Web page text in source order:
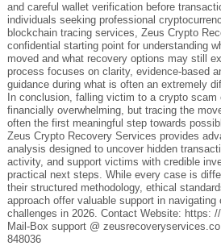
and careful wallet verification before
individuals seeking professional
blockchain tracing services, Zeus Crypto
confidential starting point for understanding
moved and what recovery options may still
process focuses on clarity, evidence-based
guidance during what is often an extremely
In conclusion, falling victim to a crypto scam
financially overwhelming, but tracing the
often the first meaningful step towards
Zeus Crypto Recovery Services provides
analysis designed to uncover hidden
activity, and support victims with credible
practical next steps. While every case is
their structured methodology, ethical
approach offer valuable support in navigating
challenges in 2026. Contact Website: https:
Mail-Box support @
848036